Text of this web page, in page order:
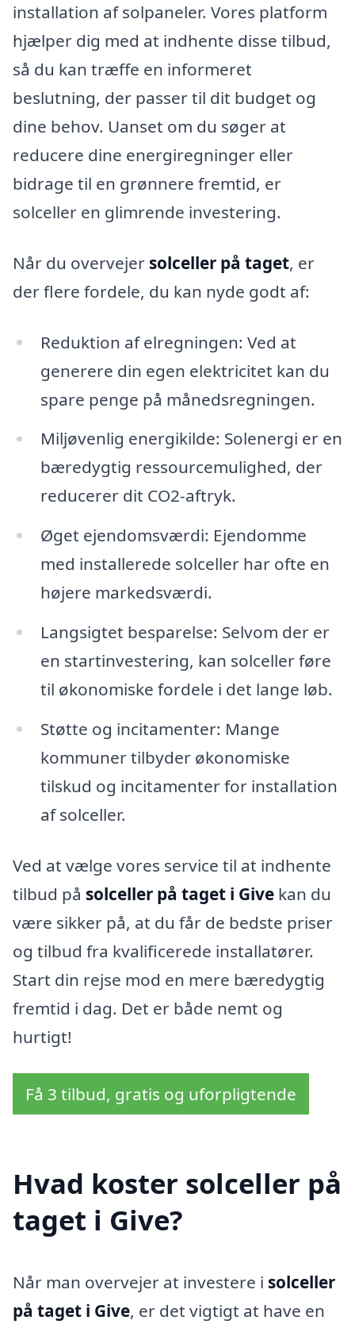
installation af solpaneler. Vores platform
hjælper dig med at indhente disse tilbud,
så du kan træffe en informeret
beslutning, der passer til dit budget og
dine behov. Uanset om du søger at
reducere dine energiregninger eller
bidrage til en grønnere fremtid, er
solceller en glimrende investering.
Når du overvejer solceller på taget, er
der flere fordele, du kan nyde godt af:
Reduktion af elregningen: Ved at
generere din egen elektricitet kan du
spare penge på månedsregningen.
Miljøvenlig energikilde: Solenergi er en
bæredygtig ressourcemulighed, der
reducerer dit CO2-aftryk.
Øget ejendomsværdi: Ejendomme
med installerede solceller har ofte en
højere markedsværdi.
Langsigtet besparelse: Selvom der er
en startinvestering, kan solceller føre
til økonomiske fordele i det lange løb.
Støtte og incitamenter: Mange
kommuner tilbyder økonomiske
tilskud og incitamenter for installation
af solceller.
Ved at vælge vores service til at indhente
tilbud på solceller på taget i Give kan du
være sikker på, at du får de bedste priser
og tilbud fra kvalificerede installatører.
Start din rejse mod en mere bæredygtig
fremtid i dag. Det er både nemt og
hurtigt!
Få 3 tilbud, gratis og uforpligtende
Hvad koster solceller på
taget i Give?
Når man overvejer at investere i solceller
på taget i Give, er det vigtigt at have en